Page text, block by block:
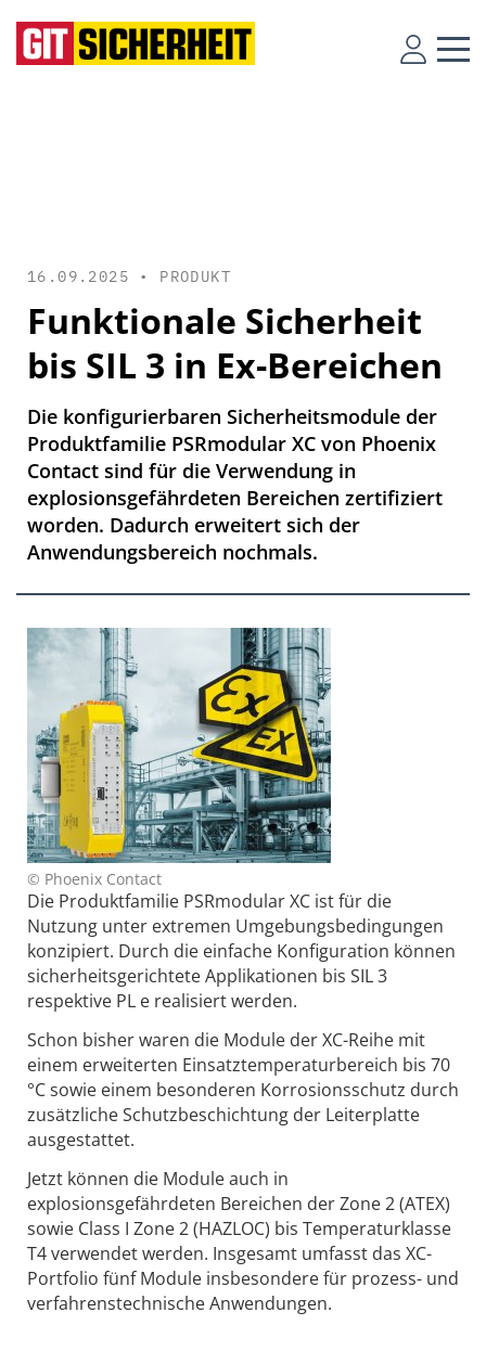
16.09.2025 • PRODUKT
Funktionale Sicherheit
bis SIL 3 in Ex-Bereichen
Die konfigurierbaren Sicherheitsmodule der
Produktfamilie PSRmodular XC von Phoenix
Contact sind für die Verwendung in
explosionsgefährdeten Bereichen zertifiziert
worden. Dadurch erweitert sich der
Anwendungsbereich nochmals.
© Phoenix Contact
Die Produktfamilie PSRmodular XC ist für die
Nutzung unter extremen Umgebungsbedingungen
konzipiert. Durch die einfache Konfiguration können
sicherheitsgerichtete Applikationen bis SIL 3
respektive PL e realisiert werden.
Schon bisher waren die Module der XC-Reihe mit
einem erweiterten Einsatztemperaturbereich bis 70
°C sowie einem besonderen Korrosionsschutz durch
zusätzliche Schutzbeschichtung der Leiterplatte
ausgestattet.
Jetzt können die Module auch in
explosionsgefährdeten Bereichen der Zone 2 (ATEX)
sowie Class I Zone 2 (HAZLOC) bis Temperaturklasse
T4 verwendet werden. Insgesamt umfasst das XC-
Portfolio fünf Module insbesondere für prozess- und
verfahrenstechnische Anwendungen.